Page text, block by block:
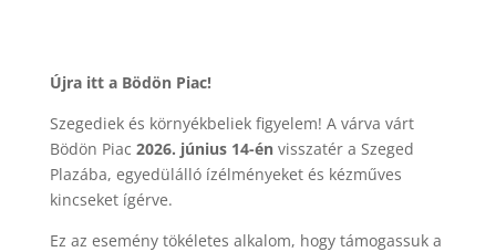
Újra itt a Bödön Piac!
Szegediek és környékbeliek figyelem! A várva várt
Bödön Piac 2026. június 14-énvisszatér a Szeged
Plazába, egyedülálló ízélményeket és kézműves
kincseket ígérve.
Ez az esemény tökéletes alkalom, hogy támogassuk a